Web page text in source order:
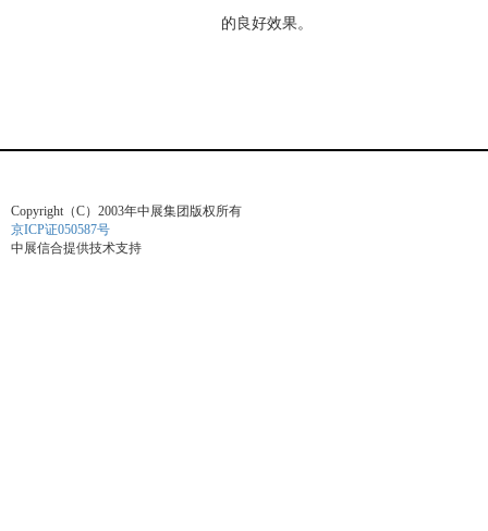
的良好效果。
Copyright（C）2003年中展集团版权所有
京ICP证050587号
中展信合提供技术支持